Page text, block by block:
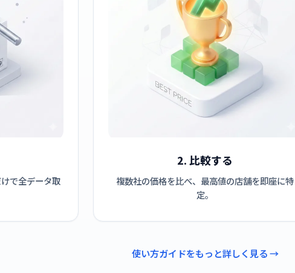
で全データ取
2. 比較する
複数社の価格を比べ、最高値の店舗を即座に特
定。
使い方ガイドをもっと詳しく見る →